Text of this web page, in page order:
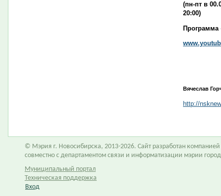
(пн-пт в
20:00)
Программа
Вячеслав
http://
© Мэрия г. Новосибирска, 2013-2026. Сайт разработан компанией
совместно с департаментом связи и информатизации мэрии
Муниципальный портал
Техническая поддержка
Вход